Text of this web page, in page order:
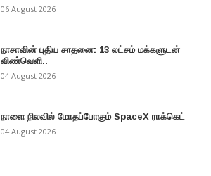
06 August 2026
நாசாவின் புதிய சாதனை: 13 லட்சம் மக்களுடன்
விண்வெளி..
04 August 2026
நாளை நிலவில் மோதப்போகும் SpaceX ராக்கெட்
04 August 2026